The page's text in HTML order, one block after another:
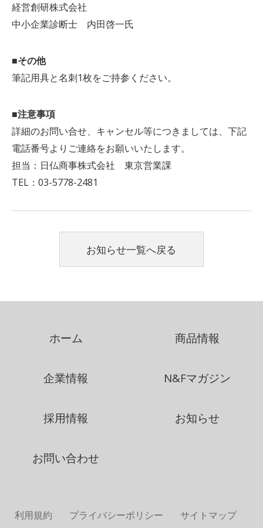
経営創研株式会社
中小企業診断士 内田啓一氏
■その他
筆記用具と名刺1枚をご持参ください。
■注意事項
詳細のお問い合せ、キャンセル等につきましては、下記
電話番号よりご連絡をお願いいたします。
担当：日仏商事株式会社 東京営業課
TEL：03-5778-2481
お知らせ一覧へ戻る
ホーム 商品情報
企業情報 N&Fマガジン
採用情報 お知らせ
お問い合わせ
利用規約 プライバシーポリシー サイトマップ